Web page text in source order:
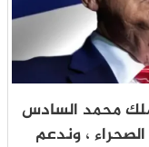
محمد السادس
، وندعم